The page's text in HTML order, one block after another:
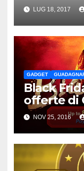
LUG 18, 2017
GADGET
Black
offerte di
NOV 25, 2016